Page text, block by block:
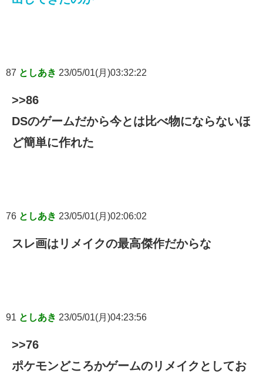
87 としあき 23/05/01(月)03:32:22
>>86
DSのゲームだから今とは比べ物にならないほ
ど簡単に作れた
76 としあき 23/05/01(月)02:06:02
スレ画はリメイクの最高傑作だからな
91 としあき 23/05/01(月)04:23:56
>>76
ポケモンどころかゲームのリメイクとしてお